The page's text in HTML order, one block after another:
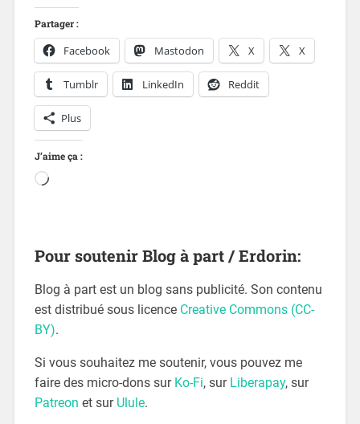
Partager :
Facebook Mastodon X X
Tumblr LinkedIn Reddit
Plus
J’aime ça :
Pour soutenir Blog à part / Erdorin:
Blog à part est un blog sans publicité. Son contenu
est distribué sous licence Creative Commons (CC-
BY).
Si vous souhaitez me soutenir, vous pouvez me
faire des micro-dons sur Ko-Fi, sur Liberapay, sur
Patreon et sur Ulule.